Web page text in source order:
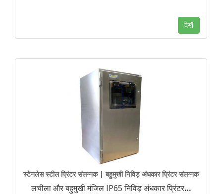
देखें
स्टेनलेस स्टील प्रिंटर संलग्नक | बहुमुखी निविड़ अंधकार प्रिंटर संलग्नक
लचीला और बहुमुखी मंजिल IP65 निविड़ अंधकार प्रिंटर…